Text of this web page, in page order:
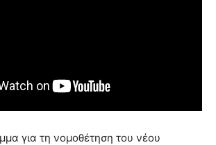
για τη νομοθέτηση του νέου